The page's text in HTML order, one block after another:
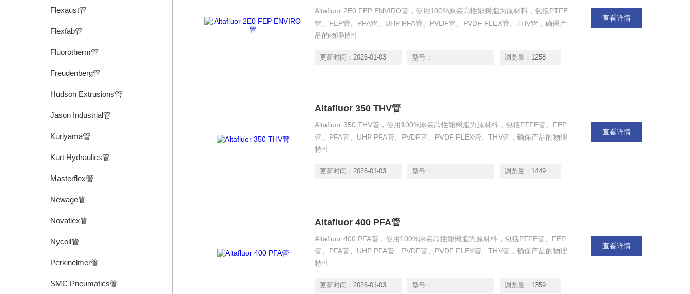
Flexaust管
Flexfab管
Fluorotherm管
Freudenberg管
Hudson Extrusions管
Jason Industrial管
Kuriyama管
Kurt Hydraulics管
Masterflex管
Newage管
Novaflex管
Nycoil管
Perkinelmer管
SMC Pneumatics管
Altafluor 2E0 FEP ENVIRO管，使用100%原装高性能树脂为原材料，包括PTFE
管、FEP管、PFA管、UHP PFA管、PVDF管、PVDF FLEX管、THV管，确保产
品的物理特性
更新时间： 2026-01-03 型号： 浏览量： 1258
查看详情
Altafluor 350 THV管
Altafluor 350 THV管，使用100%原装高性能树脂为原材料，包括PTFE管、FEP
管、PFA管、UHP PFA管、PVDF管、PVDF FLEX管、THV管，确保产品的物理
特性
更新时间： 2026-01-03 型号： 浏览量： 1449
查看详情
Altafluor 400 PFA管
Altafluor 400 PFA管，使用100%原装高性能树脂为原材料，包括PTFE管、FEP
管、PFA管、UHP PFA管、PVDF管、PVDF FLEX管、THV管，确保产品的物理
特性
更新时间： 2026-01-03 型号： 浏览量： 1359
查看详情